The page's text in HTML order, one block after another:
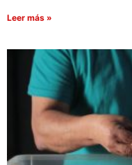
Leer más »